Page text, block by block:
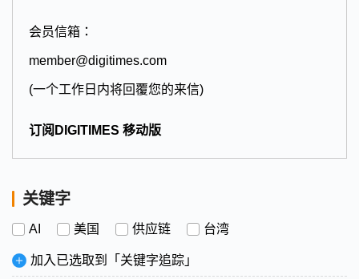
会员信箱：
member@digitimes.com
(一个工作日内将回覆您的来信)
订阅DIGITIMES 移动版
关键字
AI 美国 供应链 台湾
加入已选取到「关键字追踪」